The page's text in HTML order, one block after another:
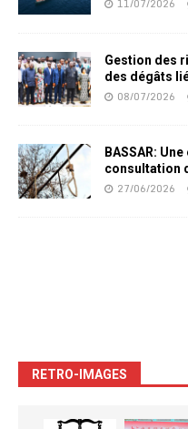
11/07/2026
Gestion des
des dégâts
08/07/2026
BASSAR:
consultation
27/06/2026
RETRO-IMAGES